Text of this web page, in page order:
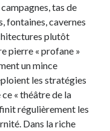
tas de
fontaines, cavernes
plutôt
pierre « profane »
un mince
les stratégies
« théâtre de la
régulièrement les
Dans la riche